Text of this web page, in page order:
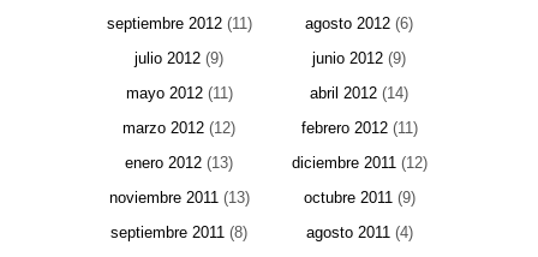
septiembre 2012(11) agosto 2012 (6)
julio 2012 (9) junio 2012 (9)
mayo 2012(11) abril 2012 (14)
marzo 2012 (12) febrero 2012(11)
enero 2012 (13) diciembre 2011(12)
noviembre 2011(13) octubre 2011(9)
septiembre 2011 (8) agosto 2011(4)